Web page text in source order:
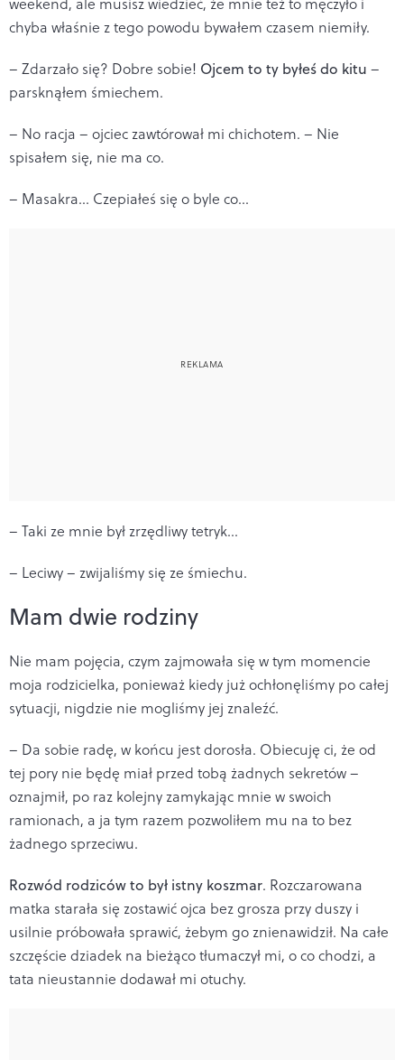
chyba właśnie z tego powodu bywałem czasem niemiły.
– Zdarzało się? Dobre sobie! Ojcem to ty byłeś do kitu –
parsknąłem śmiechem.
– No racja – ojciec zawtórował mi chichotem. – Nie
spisałem się, nie ma co.
– Masakra… Czepiałeś się o byle co…
– Taki ze mnie był zrzędliwy tetryk…
– Leciwy – zwijaliśmy się ze śmiechu.
Mam dwie rodziny
Nie mam pojęcia, czym zajmowała się w tym momencie
moja rodzicielka, ponieważ kiedy już ochłonęliśmy po całej
sytuacji, nigdzie nie mogliśmy jej znaleźć.
– Da sobie radę, w końcu jest dorosła. Obiecuję ci, że od
tej pory nie będę miał przed tobą żadnych sekretów –
oznajmił, po raz kolejny zamykając mnie w swoich
ramionach, a ja tym razem pozwoliłem mu na to bez
żadnego sprzeciwu.
Rozwód rodziców to był istny koszmar. Rozczarowana
matka starała się zostawić ojca bez grosza przy duszy i
usilnie próbowała sprawić, żebym go znienawidził. Na całe
szczęście dziadek na bieżąco tłumaczył mi, o co chodzi, a
tata nieustannie dodawał mi otuchy.